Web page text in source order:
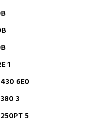
1
6E0
3
5